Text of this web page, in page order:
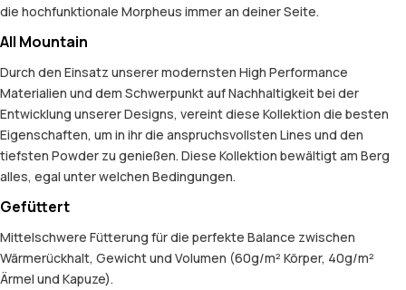
die hochfunktionale Morpheus immer an deiner Seite.
All Mountain
Durch den Einsatz unserer modernsten High Performance
Materialien und dem Schwerpunkt auf Nachhaltigkeit bei der
Entwicklung unserer Designs, vereint diese Kollektion die besten
Eigenschaften, um in ihr die anspruchsvollsten Lines und den
tiefsten Powder zu genießen. Diese Kollektion bewältigt am Berg
alles, egal unter welchen Bedingungen.
Gefüttert
Mittelschwere Fütterung für die perfekte Balance zwischen
Wärmerückhalt, Gewicht und Volumen (60g/m² Körper, 40g/m²
Ärmel und Kapuze).